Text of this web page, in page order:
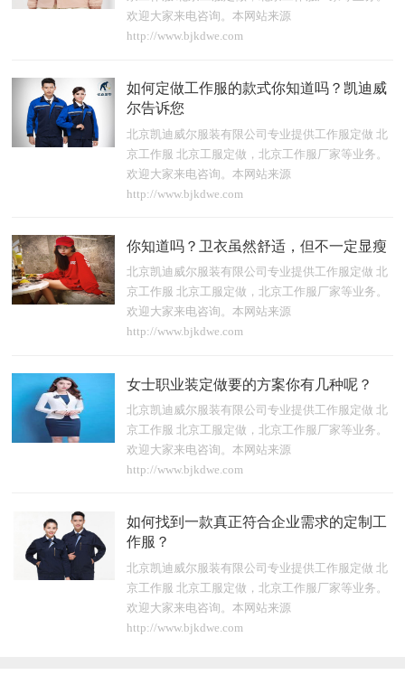
欢迎大家来电咨询。本网站来源
http://www.bjkdwe.com
如何定做工作服的款式你知道吗？凯迪威
尔告诉您
北京凯迪威尔服装有限公司专业提供工作服定做 北
京工作服 北京工服定做，北京工作服厂家等业务。
欢迎大家来电咨询。本网站来源
http://www.bjkdwe.com
你知道吗？卫衣虽然舒适，但不一定显瘦
北京凯迪威尔服装有限公司专业提供工作服定做 北
京工作服 北京工服定做，北京工作服厂家等业务。
欢迎大家来电咨询。本网站来源
http://www.bjkdwe.com
女士职业装定做要的方案你有几种呢？
北京凯迪威尔服装有限公司专业提供工作服定做 北
京工作服 北京工服定做，北京工作服厂家等业务。
欢迎大家来电咨询。本网站来源
http://www.bjkdwe.com
如何找到一款真正符合企业需求的定制工
作服？
北京凯迪威尔服装有限公司专业提供工作服定做 北
京工作服 北京工服定做，北京工作服厂家等业务。
欢迎大家来电咨询。本网站来源
http://www.bjkdwe.com